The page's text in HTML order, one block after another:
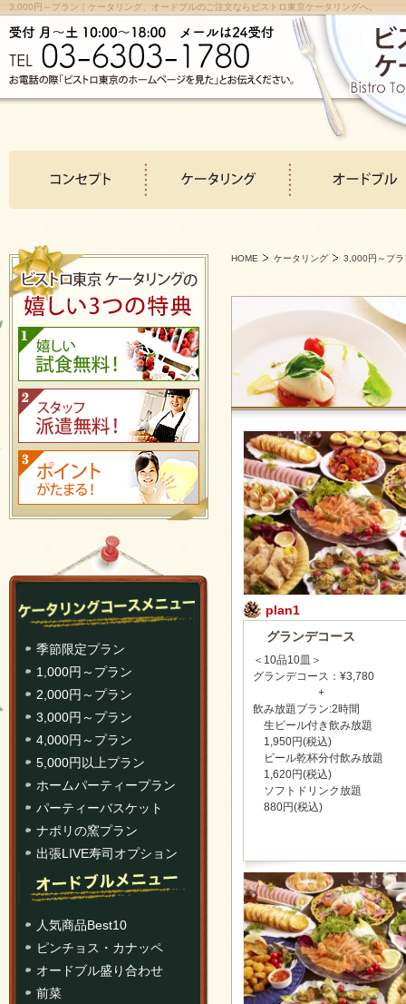
3,000円～プラン｜ケータリング、オードブルのご注文ならビストロ東京ケータリングへ。
季節限定プラン
1,000円～プラン
2,000円～プラン
3,000円～プラン
4,000円～プラン
5,000円以上プラン
ホームパーティープラン
パーティーバスケット
ナポリの窯プラン
出張LIVE寿司オプション
人気商品Best10
ピンチョス・カナッペ
オードブル盛り合わせ
前菜
HOME ケータリング 3,000円～プラ
plan1
グランデコース
＜10品10皿＞
グランデコース：¥3,780
+
飲み放題プラン:2時間
生ビール付き飲み放題
1,950円(税込)
ビール乾杯分付飲み放題
1,620円(税込)
ソフトドリンク放題
880円(税込)